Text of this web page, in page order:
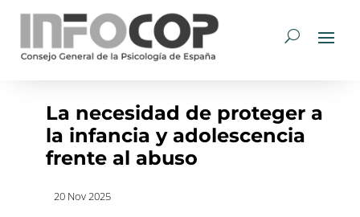
La necesidad de proteger a
la infancia y adolescencia
frente al abuso
20 Nov 2025